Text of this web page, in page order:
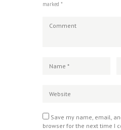
marked *
Save my name, email,
browser for the next time I